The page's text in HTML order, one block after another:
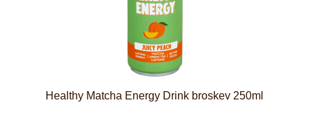
Healthy Matcha Energy Drink broskev 250ml